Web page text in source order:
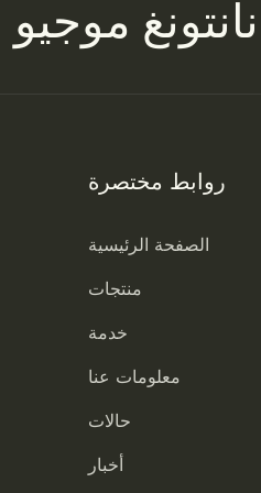
نانتونغ موجيو
روابط مختصرة
الصفحة الرئيسية
منتجات
خدمة
معلومات عنا
حالات
أخبار